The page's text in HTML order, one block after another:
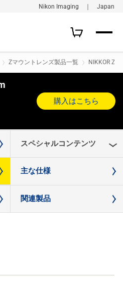
Nikon Imaging ｜ Japan
Zマウントレンズ製品一覧 NIKKOR Z
購入はこちら
スペシャルコンテンツ
主な仕様
関連製品